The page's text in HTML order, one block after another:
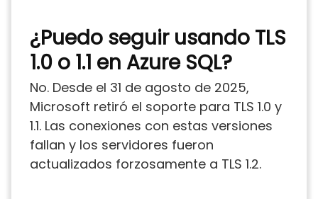
¿Puedo seguir usando TLS
1.0 o 1.1 en Azure SQL?
No. Desde el 31 de agosto de 2025,
Microsoft retiró el soporte para TLS 1.0 y
1.1. Las conexiones con estas versiones
fallan y los servidores fueron
actualizados forzosamente a TLS 1.2.